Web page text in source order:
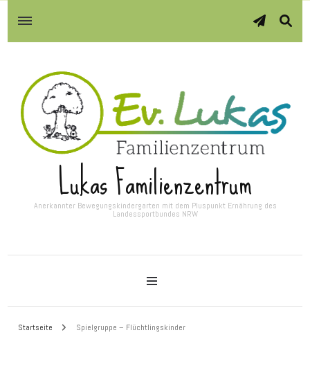
Lukas Familienzentrum
Anerkannter Bewegungskindergarten mit dem Pluspunkt Ernährung des
Landessportbundes NRW
Startseite Spielgruppe – Flüchtlingskinder